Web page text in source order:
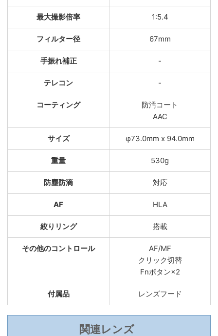
最大撮影倍率 1:5.4
フィルター径 67mm
手振れ補正 -
テレコン -
コーティング
防汚コート
AAC
サイズ φ73.0mm x 94.0mm
重量 530g
防塵防滴 対応
AF HLA
絞りリング 搭載
その他のコントロール
AF/MF
クリック切替
Fnボタン×2
付属品 レンズフード
関連レンズ